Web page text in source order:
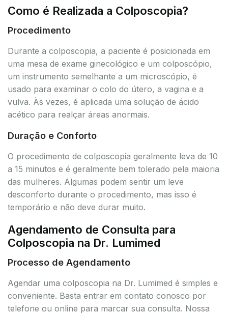
Como é Realizada a Colposcopia?
Procedimento
Durante a colposcopia, a paciente é posicionada em
uma mesa de exame ginecológico e um colposcópio,
um instrumento semelhante a um microscópio, é
usado para examinar o colo do útero, a vagina e a
vulva. Às vezes, é aplicada uma solução de ácido
acético para realçar áreas anormais.
Duração e Conforto
O procedimento de colposcopia geralmente leva de 10
a 15 minutos e é geralmente bem tolerado pela maioria
das mulheres. Algumas podem sentir um leve
desconforto durante o procedimento, mas isso é
temporário e não deve durar muito.
Agendamento de Consulta para
Colposcopia na Dr. Lumimed
Processo de Agendamento
Agendar uma colposcopia na Dr. Lumimed é simples e
conveniente. Basta entrar em contato conosco por
telefone ou online para marcar sua consulta. Nossa